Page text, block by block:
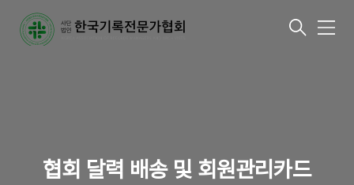
메
협회 달력 배송 및 회원관리카드